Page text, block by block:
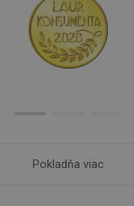
Pokladňa viac